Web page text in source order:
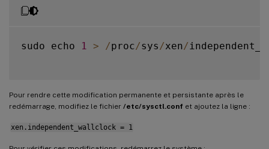
sudo echo 1 > /proc/sys /xen/
Pour rendre cette modification permanente et persistante après le
redémarrage, modifiez le fichier /etc/sysctl.conf et ajoutez la ligne :
xen.independent_wallclock = 1